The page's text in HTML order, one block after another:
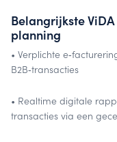
Belangrijkste
planning
• Verplichte
B2B‑transacties
• Realtime digitale
transacties via een